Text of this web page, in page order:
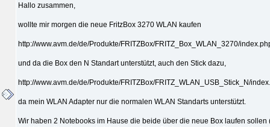
Hallo zusammen,
wollte mir morgen die neue FritzBox 3270 WLAN kaufen
http://www.avm.de/de/Produkte/FRITZBox/FRITZ_Box_WLAN_3270/
und da die Box den N Standart unterstützt, auch den Stick dazu,
http://www.avm.de/de/Produkte/FRITZBox/FRITZ_WLAN_USB_Stick_N/
da mein WLAN Adapter nur die normalen WLAN Standarts unterstützt.
Wir haben 2 Notebooks im Hause die beide über die neue Box laufen sollen